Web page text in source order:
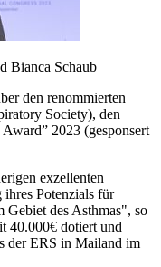
Bianca Schaub
den renommierten
Society), den
2023 (gesponsert
exzellenten
ihres Potenzials für
Gebiet des Asthmas", so
40.000€ dotiert und
der ERS in Mailand im